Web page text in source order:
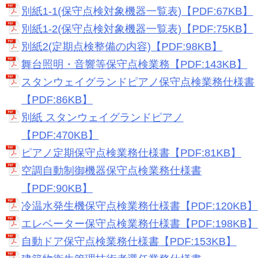
別紙1-1(保守点検対象機器一覧表)【PDF:67KB】
別紙1-2(保守点検対象機器一覧表)【PDF:75KB】
別紙2(定期点検整備の内容)【PDF:98KB】
舞台照明・音響等保守点検業務【PDF:143KB】
スタンウェイグランドピアノ保守点検業務仕様書
【PDF:86KB】
別紙 スタンウェイグランドピアノ
【PDF:470KB】
ピアノ定期保守点検業務仕様書【PDF:81KB】
空調自動制御機器保守点検業務仕様書
【PDF:90KB】
冷温水発生機保守点検業務仕様書【PDF:120KB】
エレベーター保守点検業務仕様書【PDF:198KB】
自動ドア保守点検業務仕様書【PDF:153KB】